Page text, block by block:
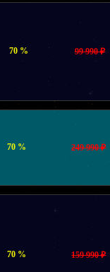
70 % 99 990 ₽
70 % 249 990 ₽
70 % 159 990 ₽